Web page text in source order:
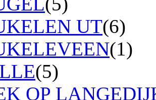
UT(6)
(1)
(5)
OP